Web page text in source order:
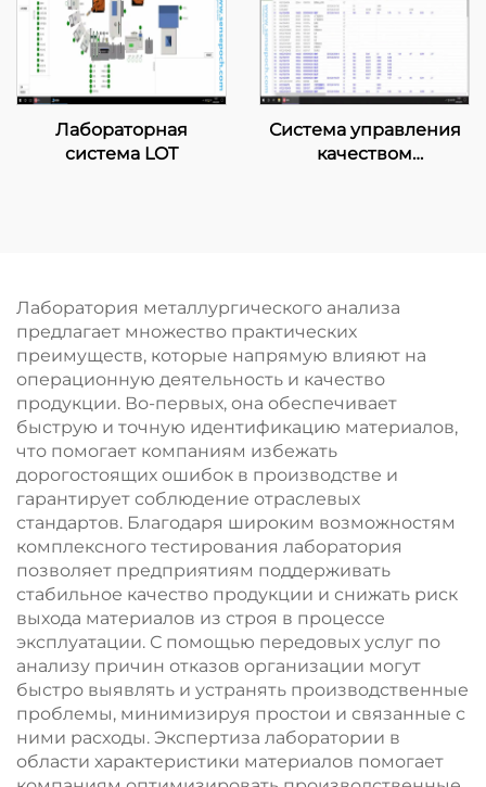
Лабораторная
система LOT
Система управления
качеством
Лаборатория металлургического анализа
предлагает множество практических
преимуществ, которые напрямую влияют на
операционную деятельность и качество
продукции. Во-первых, она обеспечивает
быструю и точную идентификацию материалов,
что помогает компаниям избежать
дорогостоящих ошибок в производстве и
гарантирует соблюдение отраслевых
стандартов. Благодаря широким возможностям
комплексного тестирования лаборатория
позволяет предприятиям поддерживать
стабильное качество продукции и снижать риск
выхода материалов из строя в процессе
эксплуатации. С помощью передовых услуг по
анализу причин отказов организации могут
быстро выявлять и устранять производственные
проблемы, минимизируя простои и связанные с
ними расходы. Экспертиза лаборатории в
области характеристики материалов помогает